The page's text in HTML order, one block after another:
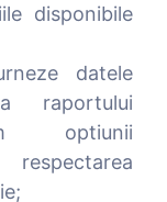
disponibile
datele
raportului
optiunii